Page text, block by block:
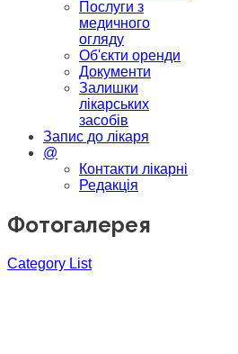
Послуги з
медичного
огляду
Об'єкти оренди
Документи
Залишки
лікарських
засобів
Запис до лікаря
@
Контакти лікарні
Редакція
Фотогалерея
Category List